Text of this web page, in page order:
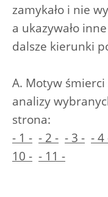
zamykało i nie
a ukazywało
dalsze kierunki
A. Motyw
analizy
strona:
- 1 - - 2 - - 3 - - 4
10 - - 11 -